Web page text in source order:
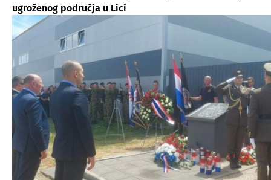
ugroženog područja u Lici